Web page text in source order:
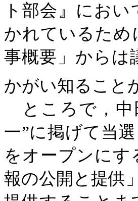
ト部会』にお
かれているため
事概要」からは
かがい知ること
ところで，中
一”に掲げて当
をオープンに
報の公開と提供